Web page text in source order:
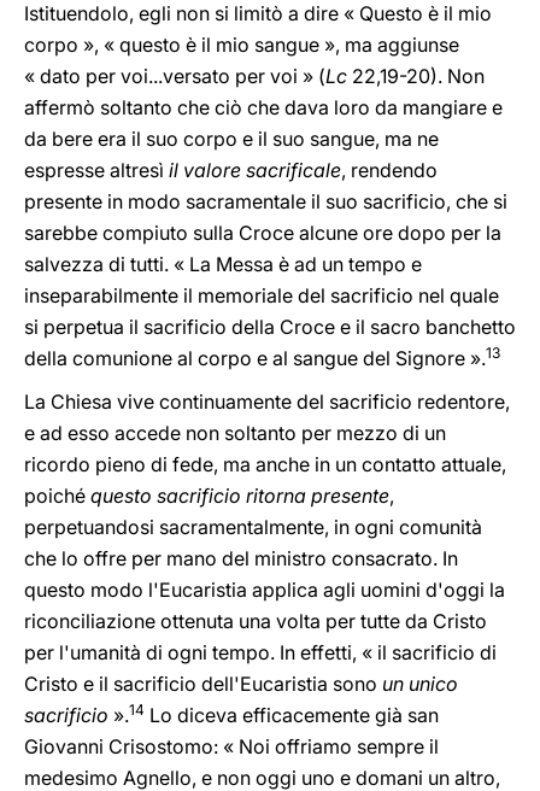
Istituendolo, egli non si limitò a dire « Questo è il mio
corpo », « questo è il mio sangue », ma aggiunse
« dato per voi...versato per voi » (Lc 22,19-20). Non
affermò soltanto che ciò che dava loro da mangiare e
da bere era il suo corpo e il suo sangue, ma ne
espresse altresì il valore sacrificale, rendendo
presente in modo sacramentale il suo sacrificio, che si
sarebbe compiuto sulla Croce alcune ore dopo per la
salvezza di tutti. « La Messa è ad un tempo e
inseparabilmente il memoriale del sacrificio nel quale
si perpetua il sacrificio della Croce e il sacro banchetto
della comunione al corpo e al sangue del Signore ».13
La Chiesa vive continuamente del sacrificio redentore,
e ad esso accede non soltanto per mezzo di un
ricordo pieno di fede, ma anche in un contatto attuale,
poiché questo sacrificio ritorna presente,
perpetuandosi sacramentalmente, in ogni comunità
che lo offre per mano del ministro consacrato. In
questo modo l'Eucaristia applica agli uomini d'oggi la
riconciliazione ottenuta una volta per tutte da Cristo
per l'umanità di ogni tempo. In effetti, « il sacrificio di
Cristo e il sacrificio dell'Eucaristia sono un unico
sacrificio ».14 Lo diceva efficacemente già san
Giovanni Crisostomo: « Noi offriamo sempre il
medesimo Agnello, e non oggi uno e domani un altro,